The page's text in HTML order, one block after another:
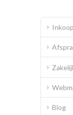
Inkoop
Blog